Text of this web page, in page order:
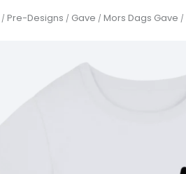
/ Pre-Designs / Gave / Mors Dags Gave /